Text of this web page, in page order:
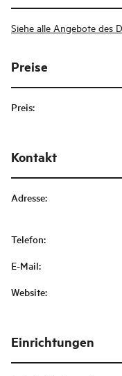
Siehe alle Angebote des
Preise
Preis:
Kontakt
Adresse:
Telefon:
E-Mail:
Website:
Einrichtungen